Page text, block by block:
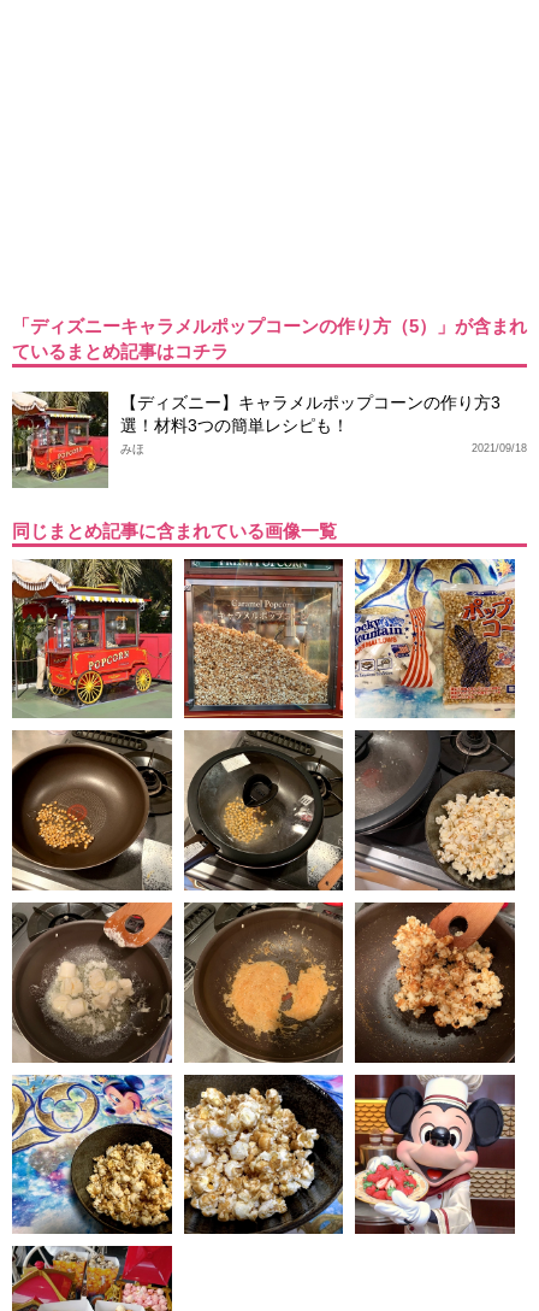
「ディズニーキャラメルポップコーンの作り方（5）」が含まれ
ているまとめ記事はコチラ
【ディズニー】キャラメルポップコーンの作り方3
選！材料3つの簡単レシピも！
2021/09/18
みほ
同じまとめ記事に含まれている画像一覧